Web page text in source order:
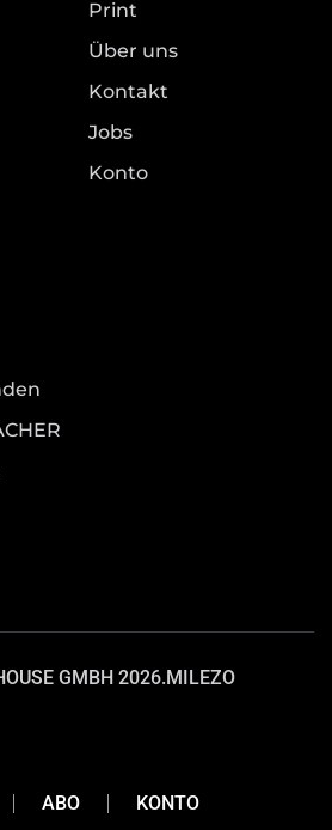
Print
Über uns
Kontakt
Jobs
Konto
GMBH 2026.MILEZO
ABO KONTO